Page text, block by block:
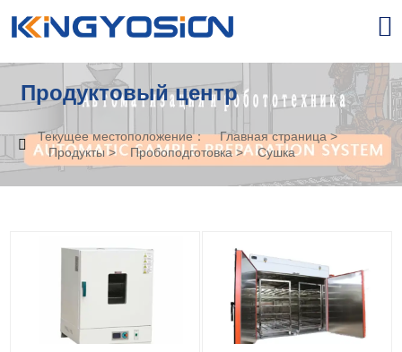

Продуктовый центр

Текущее местоположение： Главная страница>
Продукты> Пробоподготовка> Сушка